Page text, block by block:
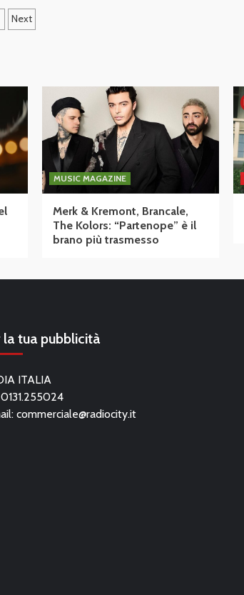
Next
MUSIC MAGAZINE
Merk & Kremont, Brancale,
The Kolors: “Partenope” è il
brano più trasmesso
la tua pubblicità
ITALIA
commerciale@radiocity.it